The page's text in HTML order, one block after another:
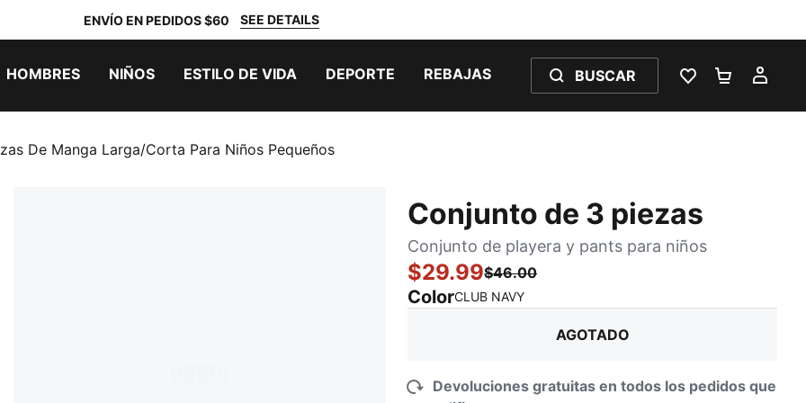
ENVÍO EN PEDIDOS $60 SEE DETAILS
HOMBRES NIÑOS ESTILO DE VIDA DEPORTE REBAJAS BUSCAR
LISTA DE
De Manga Larga/corta Para Niños Pequeños
Conjunto de 3 piezas
Conjunto de playera y pants para niños
$29.99$46.00
ColorCLUB NAVY:
AGOTADO
Devoluciones gratuitas en todos los pedidos que